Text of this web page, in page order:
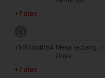
+7 días
7600364064 Mesa rectang.
Haya
+7 días